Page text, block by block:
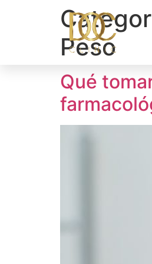
Peso
Qué